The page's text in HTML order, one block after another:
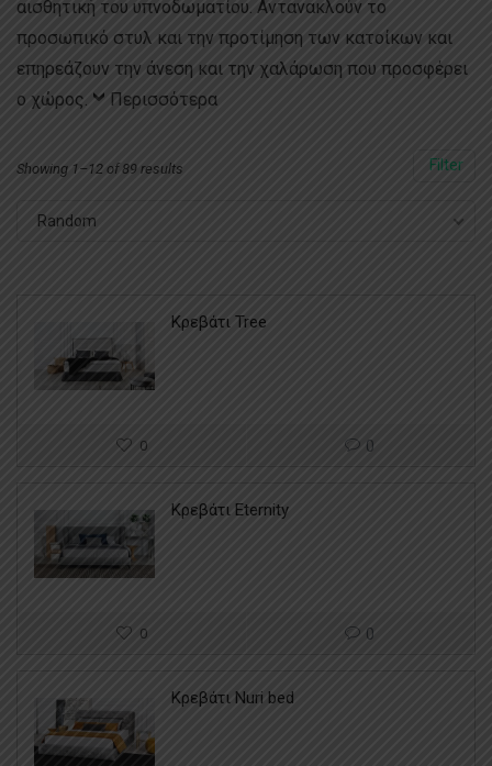
αισθητική του υπνοδωματίου. Αντανακλούν το
προσωπικό στυλ και την προτίμηση των κατοίκων και
επηρεάζουν την άνεση και την χαλάρωση που προσφέρει
ο χώρος.
Περισσότερα
Filter
Showing 1–12 of 89 results
Random
Κρεβάτι Tree
0 0
Κρεβάτι Eternity
0 0
Κρεβάτι Nuri bed